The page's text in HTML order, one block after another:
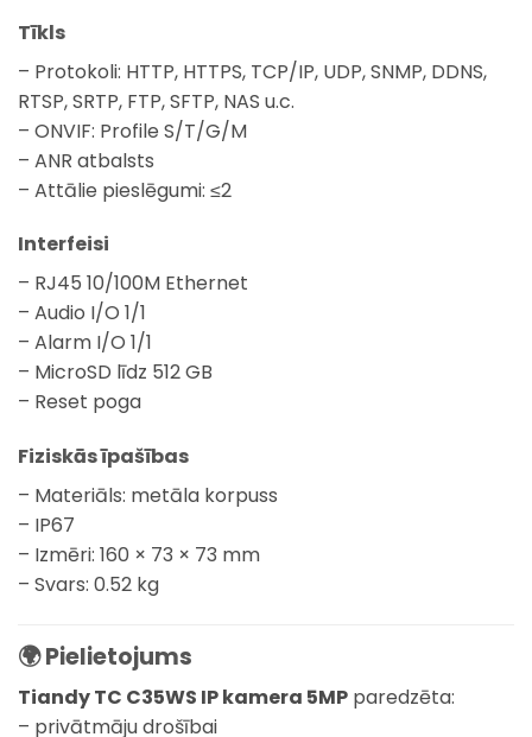
Tīkls
– Protokoli: HTTP, HTTPS, TCP/IP, UDP, SNMP, DDNS,
RTSP, SRTP, FTP, SFTP, NAS u.c.
– ONVIF: Profile S/T/G/M
– ANR atbalsts
– Attālie pieslēgumi: ≤2
Interfeisi
– RJ45 10/100M Ethernet
– Audio I/O 1/1
– Alarm I/O 1/1
– MicroSD līdz 512 GB
– Reset poga
Fiziskās īpašības
– Materiāls: metāla korpuss
– IP67
– Izmēri: 160 × 73 × 73 mm
– Svars: 0.52 kg
🌍 Pielietojums
Tiandy TC C35WS IP kamera 5MP paredzēta:
– privātmāju drošībai